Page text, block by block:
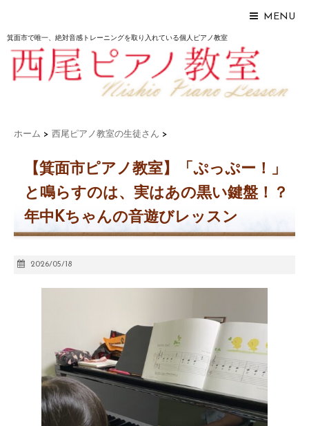
MENU
箕面市で唯一、絶対音感トレーニングを取り入れている個人ピアノ教室
ホーム > 西尾ピアノ教室の生徒さん >
【箕面市ピアノ教室】「ぷっぷー！」
と鳴らすのは、実はあの黒い鍵盤！？
年中Kちゃんの音遊びレッスン
2026/05/18